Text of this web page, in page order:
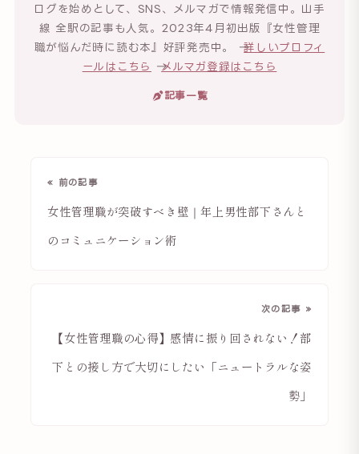
ログを始めとして、SNS、メルマガで情報発信中。山手
線 全駅の記事も人気。2023年4月初出版『女性管理
職が悩んだ時に読む本』好評発売中。 →詳しいプロフィ
ールはこちら
→メルマガ登録はこちら
記事一覧
« 前の記事
女性管理職が突破すべき壁｜年上男性部下さんと
のコミュニケーション術
次の記事 »
【女性管理職の心得】感情に振り回されない！部
下との接し方で大切にしたい「ニュートラルな姿
勢」